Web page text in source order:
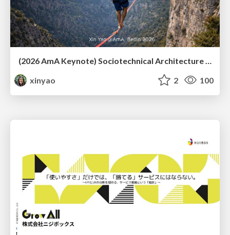
xinyao
2 100